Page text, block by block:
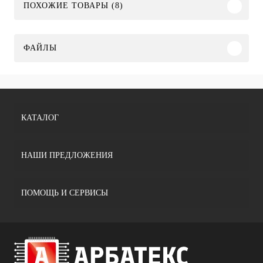
ПОХОЖИЕ ТОВАРЫ (8)
ФАЙЛЫ
КАТАЛОГ
НАШИ ПРЕДЛОЖЕНИЯ
ПОМОЩЬ И СЕРВИСЫ